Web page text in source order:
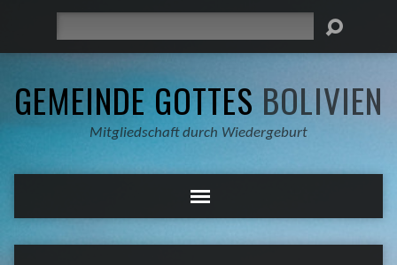
GEMEINDE GOTTES BOLIVIEN
Mitgliedschaft durch Wiedergeburt